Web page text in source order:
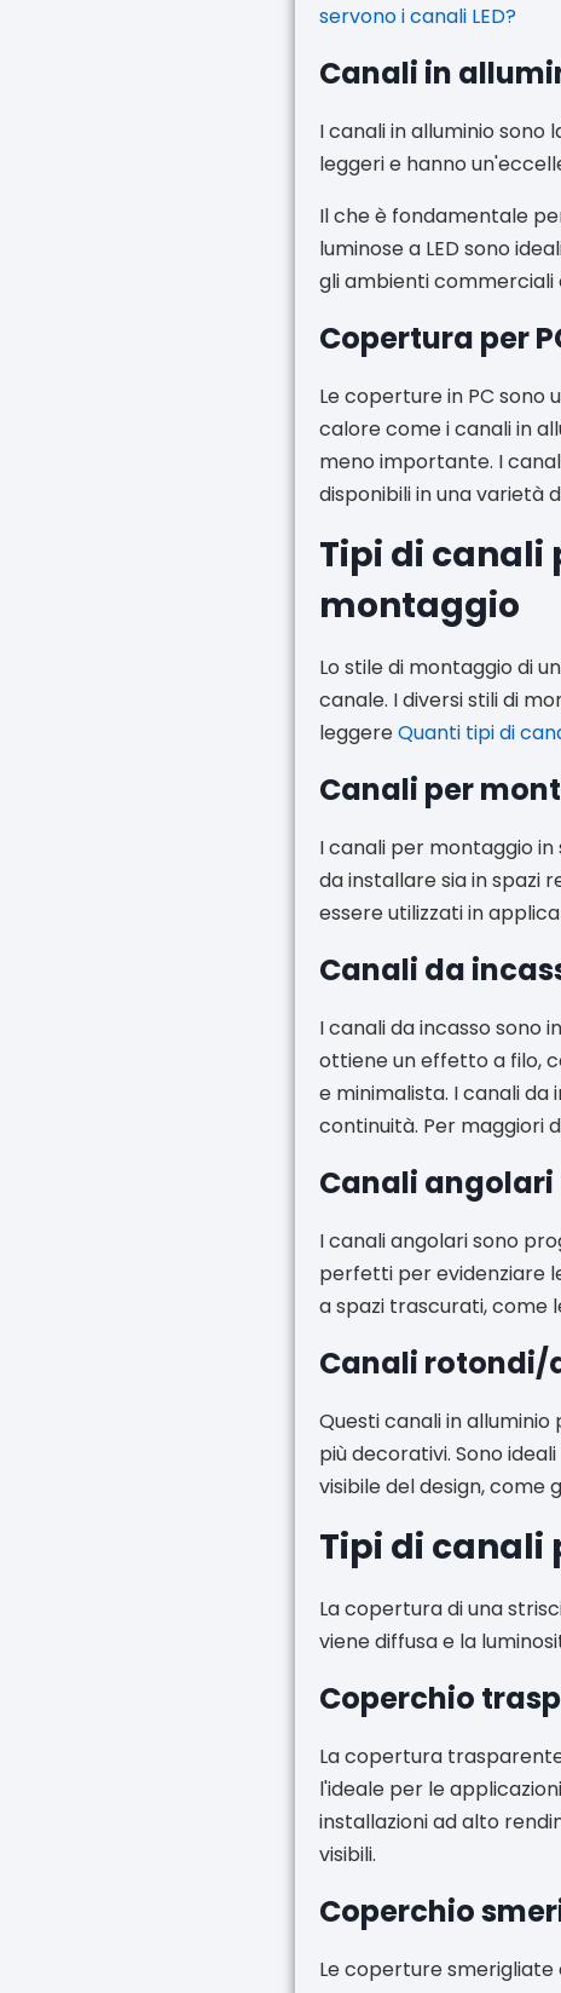
servono i canali LED?
Canali in
I canali in alluminio sono
leggeri e hanno
Il che è fondamentale
luminose a LED sono
gli ambienti commerciali
Copertura per
Le coperture in PC sono
calore come i canali in
meno importante. I
disponibili in una varietà
Tipi di canali
montaggio
Lo stile di montaggio di
canale. I diversi stili di
leggereQuanti tipi di
Canali per
I canali per montaggio
da installare sia in spazi
essere utilizzati in
Canali da
I canali da incasso sono
ottiene un effetto a filo,
e minimalista. I canali da
continuità. Per maggiori
Canali angolari
I canali angolari sono
perfetti per evidenziare
a spazi trascurati, come
Canali
Questi canali in
più decorativi. Sono
visibile del design, come
Tipi di canali
La copertura di una
viene diffusa e la
Coperchio
La copertura
l'ideale per le
installazioni ad alto
visibili.
Coperchio
Le coperture smerigliate